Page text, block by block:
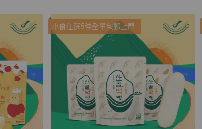
小食任選5件全單包郵上門